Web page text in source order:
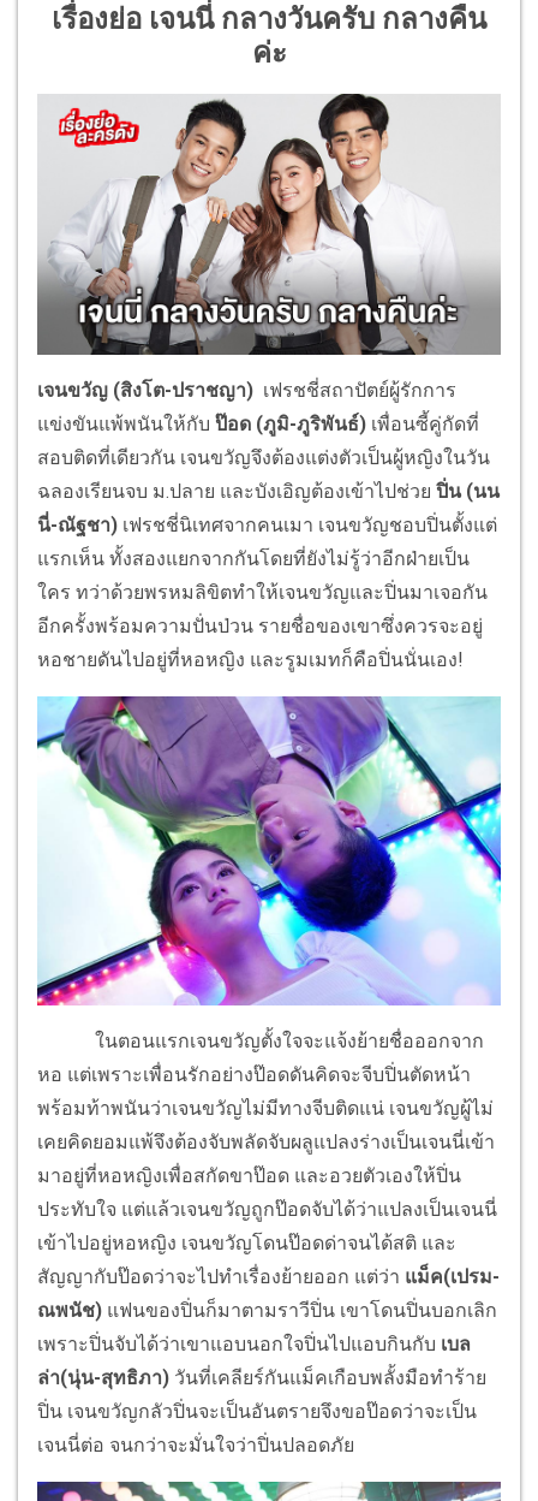
เรื่องย่อ เจนนี่ กลางวันครับ กลางคืน
ค่ะ
เจนขวัญ (สิงโต-ปราชญา) เฟรชชี่สถาปัตย์ผู้รักการ
แข่งขันแพ้พนันให้กับ ป๊อด (ภูมิ-ภูริพันธ์) เพื่อนซี้คู่กัดที่
สอบติดที่เดียวกัน เจนขวัญจึงต้องแต่งตัวเป็นผู้หญิงในวัน
ฉลองเรียนจบ ม.ปลาย และบังเอิญต้องเข้าไปช่วย ปิ่น (นน
นี่-ณัฐชา) เฟรชชี่นิเทศจากคนเมา เจนขวัญชอบปิ่นตั้งแต่
แรกเห็น ทั้งสองแยกจากกันโดยที่ยังไม่รู้ว่าอีกฝ่ายเป็น
ใคร ทว่าด้วยพรหมลิขิตทำให้เจนขวัญและปิ่นมาเจอกัน
อีกครั้งพร้อมความปั่นป่วน รายชื่อของเขาซึ่งควรจะอยู่
หอชายดันไปอยู่ที่หอหญิง และรูมเมทก็คือปิ่นนั่นเอง!
ในตอนแรกเจนขวัญตั้งใจจะแจ้งย้ายชื่อออกจาก
หอ แต่เพราะเพื่อนรักอย่างป๊อดดันคิดจะจีบปิ่นตัดหน้า
พร้อมท้าพนันว่าเจนขวัญไม่มีทางจีบติดแน่ เจนขวัญผู้ไม่
เคยคิดยอมแพ้จึงต้องจับพลัดจับผลูแปลงร่างเป็นเจนนี่เข้า
มาอยู่ที่หอหญิงเพื่อสกัดขาป๊อด และอวยตัวเองให้ปิ่น
ประทับใจ แต่แล้วเจนขวัญถูกป๊อดจับได้ว่าแปลงเป็นเจนนี่
เข้าไปอยู่หอหญิง เจนขวัญโดนป๊อดด่าจนได้สติ และ
สัญญากับป๊อดว่าจะไปทำเรื่องย้ายออก แต่ว่า แม็ค(เปรม-
ณพนัช) แฟนของปิ่นก็มาตามราวีปิ่น เขาโดนปิ่นบอกเลิก
เพราะปิ่นจับได้ว่าเขาแอบนอกใจปิ่นไปแอบกินกับ เบล
ล่า(นุ่น-สุทธิภา) วันที่เคลียร์กันแม็คเกือบพลั้งมือทำร้าย
ปิ่น เจนขวัญกลัวปิ่นจะเป็นอันตรายจึงขอป๊อดว่าจะเป็น
เจนนี่ต่อ จนกว่าจะมั่นใจว่าปิ่นปลอดภัย